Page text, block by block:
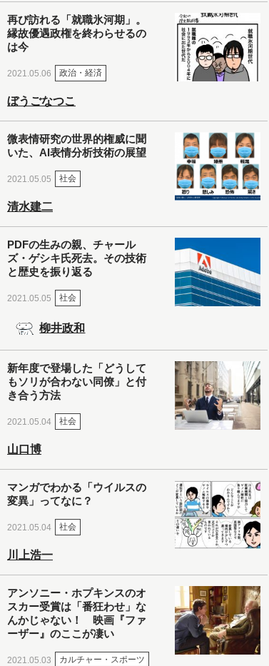
再び訪れる「就職氷河期」。
縁故優遇政権を終わらせるの
は今
2021.05.06 政治・経済
ぼうごなつこ
微表情研究の世界的権威に聞
いた、AI表情分析技術の展望
2021.05.05 社会
清水建二
PDFの生みの親、チャール
ズ・ゲシキ氏死去。その技術
と歴史を振り返る
2021.05.05 社会
柳井政和
新年度で登場した「どうして
もソリが合わない同僚」と付
き合う方法
2021.05.04 社会
山口博
マンガでわかる「ウイルスの
変異」ってなに？
2021.05.04 社会
川上浩一
アンソニー・ホプキンスのオ
スカー受賞は「番狂わせ」な
んかじゃない！ 映画『ファ
ーザー』のここが凄い
2021.05.03 カルチャー・スポーツ